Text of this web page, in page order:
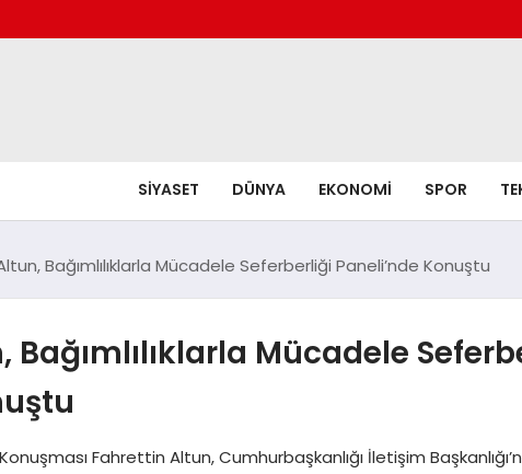
SIYASET DÜNYA EKONOMI SPOR
Bağımlılıklarla Mücadele Seferberliği Paneli’nde Konuştu
Mücadele
Fahrettin Altun, Cumhurbaşkanlığı İletişim